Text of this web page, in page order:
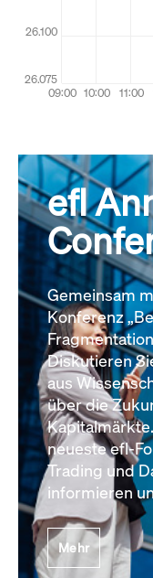
efl
Gemeinsam
Konferenz
Diskutieren
aus
über die
neueste efl-
Trading und
informieren
Mehr